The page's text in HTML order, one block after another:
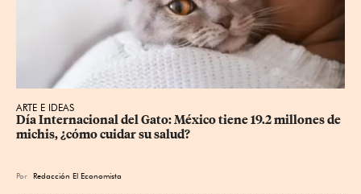
ARTE E IDEAS
Día Internacional del Gato: México tiene 19.2 millones de
michis, ¿cómo cuidar su salud?
Por Redacción El Economista